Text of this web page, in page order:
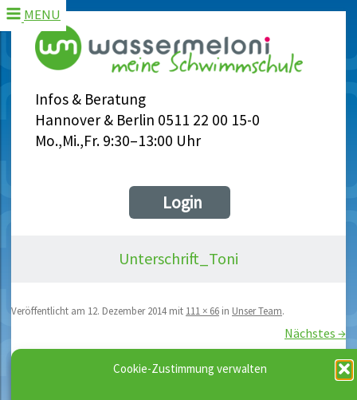
Cookie-Zustimmung verwalten
Infos & Beratung
Hannover & Berlin 0511 22 00 15-0
Mo.,Mi.,Fr. 9:30–13:00 Uhr
MENU
Login
Unterschrift_Toni
Veröffentlicht am 12. Dezember 2014 mit 111 × 66 in Unser Team.
Nächstes →